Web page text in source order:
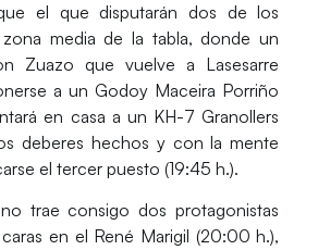
el que disputarán dos de los
media de la tabla, donde un
Zuazo que vuelve a Lasesarre
a un Godoy Maceira Porriño
en casa a un KH-7 Granollers
deberes hechos y con la mente
el tercer puesto (19:45 h.).
trae consigo dos protagonistas
en el René Marigil (20:00 h.),